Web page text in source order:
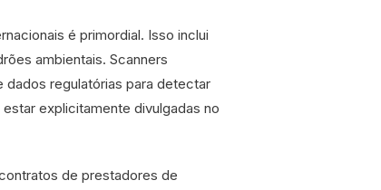
é primordial. Isso inclui
ambientais. Scanners
regulatórias para detectar
explicitamente divulgadas no
de prestadores de